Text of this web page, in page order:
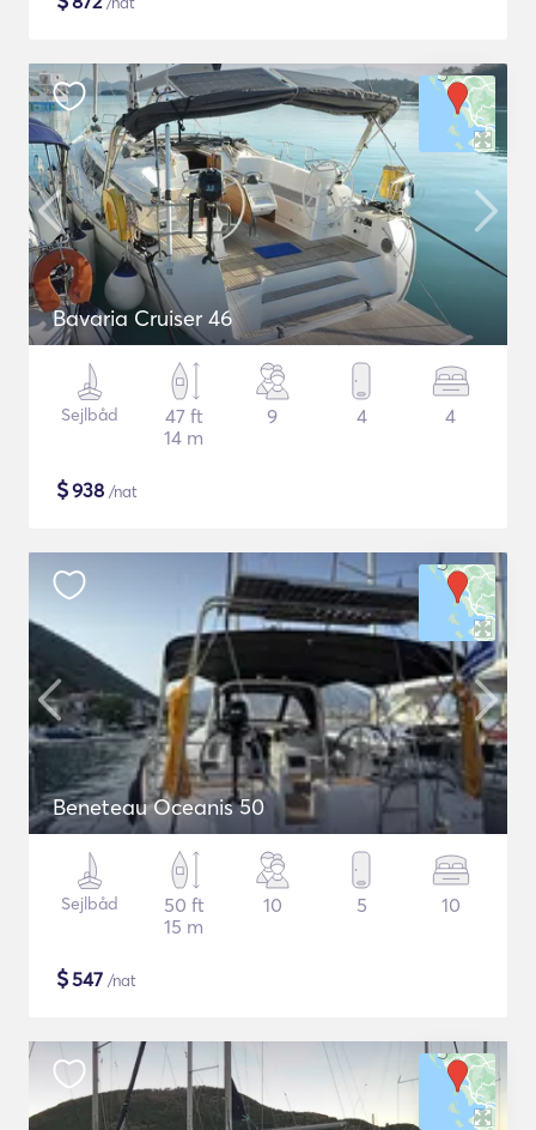
Bavaria Cruiser 46
Sejlbåd
47 ft
14 m
9 4 4
$938 /nat
Beneteau Oceanis 50
Sejlbåd
50 ft
15 m
10 5 10
$547 /nat